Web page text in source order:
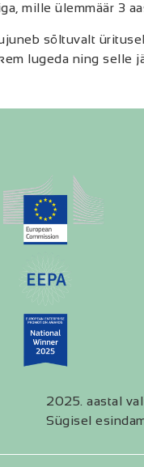
mille ülemmäär 3
sõltuvalt
lugeda ning selle
2025. aastal
Sügisel